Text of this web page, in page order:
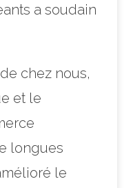
a soudain
chez nous,
et le
longues
le